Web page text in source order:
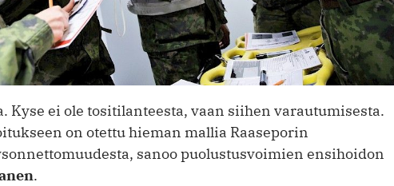
Kyse ei ole tositilanteesta, vaan siihen varautumisesta.
on otettu hieman mallia Raaseporin
sanoo puolustusvoimien ensihoidon
.